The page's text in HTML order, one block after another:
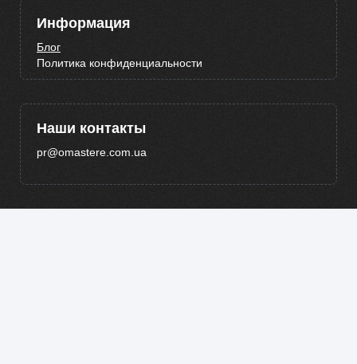
Информация
Блог
Политика конфиденциальности
Наши контакты
pr@omastere.com.ua